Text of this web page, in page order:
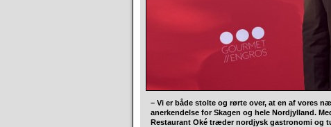
– Vi er både stolte og rørte over, at en af vores
anerkendelse for Skagen og hele Nordjylland.
Restaurant Oké træder nordjysk gastronomi og